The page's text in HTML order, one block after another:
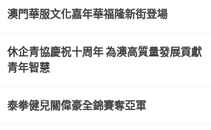
澳門華服文化嘉年華福隆新街登場
休企青協慶祝十周年 為澳高質量發展貢獻
青年智慧
泰拳健兒關偉豪全錦賽奪亞軍